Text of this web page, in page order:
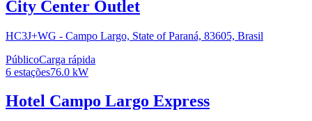
City Center Outlet
HC3J+WG - Campo Largo, State of Paraná, 83605, Brasil
PúblicoCarga rápida
6 estações76.0 kW
Hotel Campo Largo Express